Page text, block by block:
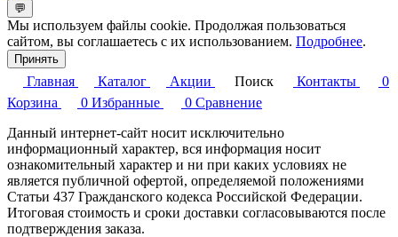
💬
Мы используем файлы cookie. Продолжая пользоваться
сайтом, вы соглашаетесь с их использованием. Подробнее.
Принять
Главная Каталог Акции Поиск Контакты
0
Корзина
0 Избранные 0 Сравнение
Данный интернет-сайт носит исключительно
информационный характер, вся информация носит
ознакомительный характер и ни при каких условиях не
является публичной офертой, определяемой положениями
Статьи 437 Гражданского кодекса Российской Федерации.
Итоговая стоимость и сроки доставки согласовываются после
подтверждения заказа.